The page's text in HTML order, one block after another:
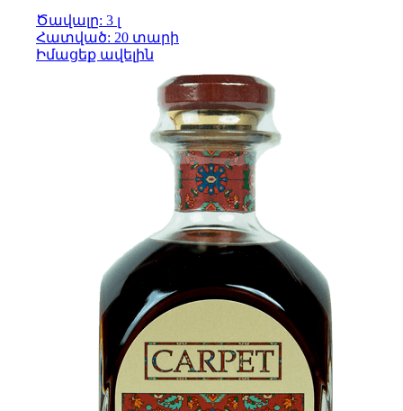
Ծավալը: 3 լ
Հատված: 20 տարի
Իմացեք ավելին